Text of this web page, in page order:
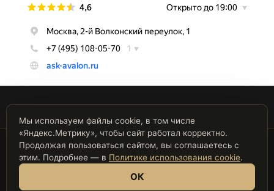
Политика обработки персональных данных
Согласие на обработку персональных данных
Политика использования cookie
© ООО «АСК Авалон». ИНН 7751168169, ОГРН 1197746507936.
Мы используем файлы cookie, в том числе
«Яндекс.Метрику», чтобы сайт работал корректно.
Продолжая пользоваться сайтом, вы соглашаетесь с
этим. Подробнее — в Политике использования cookie.
ОК